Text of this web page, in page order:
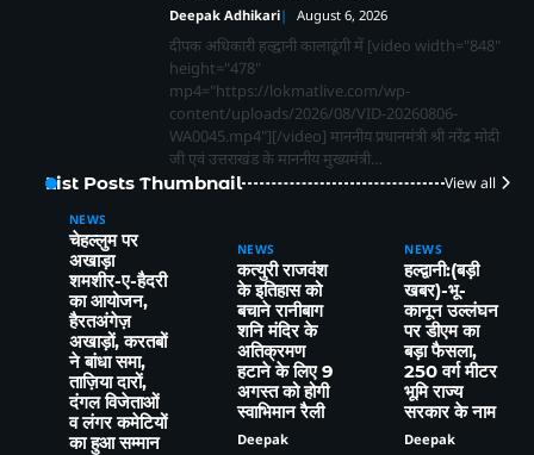
Deepak Adhikari August 6, 2026
दीपक अधिकारी हल्द्वानी कालाढूंगी में [video width="848"
height="478"
mp4="https://lokmatlive.com/wp-
content/uploads/2026/08/VID-20260806-
WA0045.mp4"][/video] माननीय प्रधानमंत्री श्री नरेंद्र मोदी
जी एवं उत्तराखंड के माननीय मुख्यमंत्री…
List Posts Thumbnail View all
NEWS
चेहल्लुम पर
अखाड़ा
शमशीर-ए-हैदरी
का आयोजन,
हैरतअंगेज़
अखाड़ों, करतबों
ने बांधा समा,
ताज़िया दारों,
दंगल विजेताओं
व लंगर कमेटियों
का हुआ सम्मान
NEWS
कत्युरी राजवंश
के इतिहास को
बचाने रानीबाग
शनि मंदिर के
अतिक्रमण
हटाने के लिए 9
अगस्त को होगी
स्वाभिमान रैली
Deepak
NEWS
हल्द्वानी:(बड़ी
खबर)-भू-
कानून उल्लंघन
पर डीएम का
बड़ा फैसला,
250 वर्ग मीटर
भूमि राज्य
सरकार के नाम
Deepak
हल्द्वानी : विशेष गहन पुनरीक्षण (SIR) पर हो रही
समस्याओं को लेकर विधायक सुमित हृदयेश ने
सिटी मजिस्ट्रेट से की चर्चा
Deepak Adhikari